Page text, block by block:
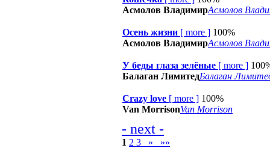
Асмолов ВладимирАсмолов
Осень жизни [ more ] 100%
Асмолов ВладимирАсмолов
У беды глаза зелёные [ more ]
Балаган ЛимитедБалаган
Crazy love [ more ] 100%
Van MorrisonVan Morrison
- next -
1 2 3 » »»